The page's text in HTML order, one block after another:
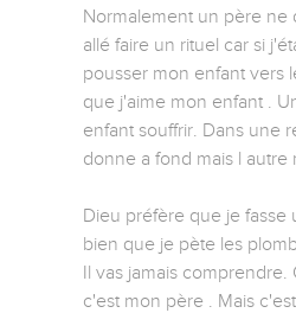
Normalement un père ne
allé faire un rituel car si
pousser mon enfant vers
que j'aime mon enfant .
enfant souffrir. Dans une
donne a fond mais l
Dieu préfère que je fasse
bien que je pète les
Il vas jamais
c'est mon père . Mais